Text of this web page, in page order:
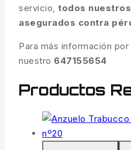
servicio, todos
asegurados contra
Para más información
nuestro 647155654
Productos